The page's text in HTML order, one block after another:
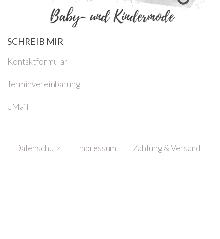
SCHREIB MIR
Kontaktformular
Terminvereinbarung
eMail
Datenschutz Impressum Zahlung & Versand